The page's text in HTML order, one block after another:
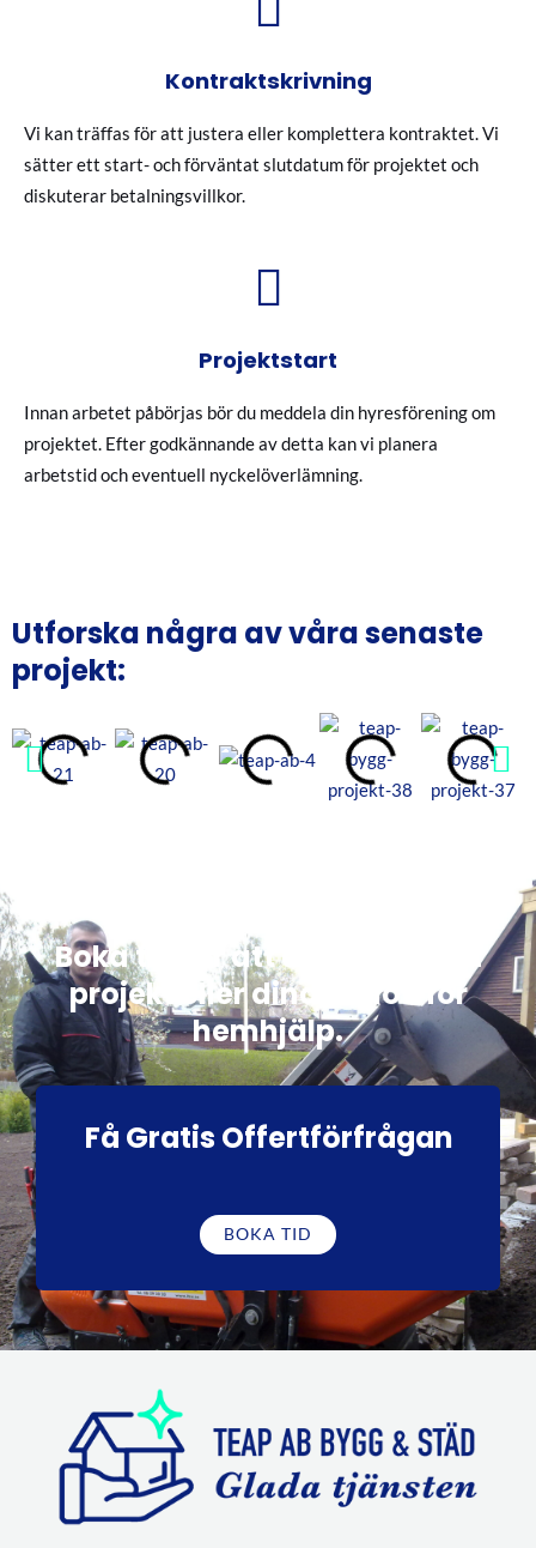
Kontraktskrivning
Vi kan träffas för att justera eller komplettera kontraktet. Vi
sätter ett start- och förväntat slutdatum för projektet och
diskuterar betalningsvillkor.
Projektstart
Innan arbetet påbörjas bör du meddela din hyresförening om
projektet. Efter godkännande av detta kan vi planera
arbetstid och eventuell nyckelöverlämning.
Utforska några av våra senaste
projekt:
Boka tid för att diskutera ditt
projekt eller dina behov för
hemhjälp.
Få Gratis Offertförfrågan
BOKA TID